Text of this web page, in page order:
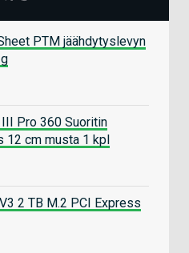
PTM jäähdytyslevyn
Pro 360 Suoritin
12 cm musta 1 kpl
2 TB M.2 PCI Express